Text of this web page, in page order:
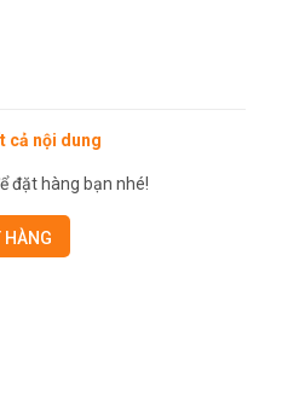
cả nội dung
đặt hàng bạn nhé!
HÀNG